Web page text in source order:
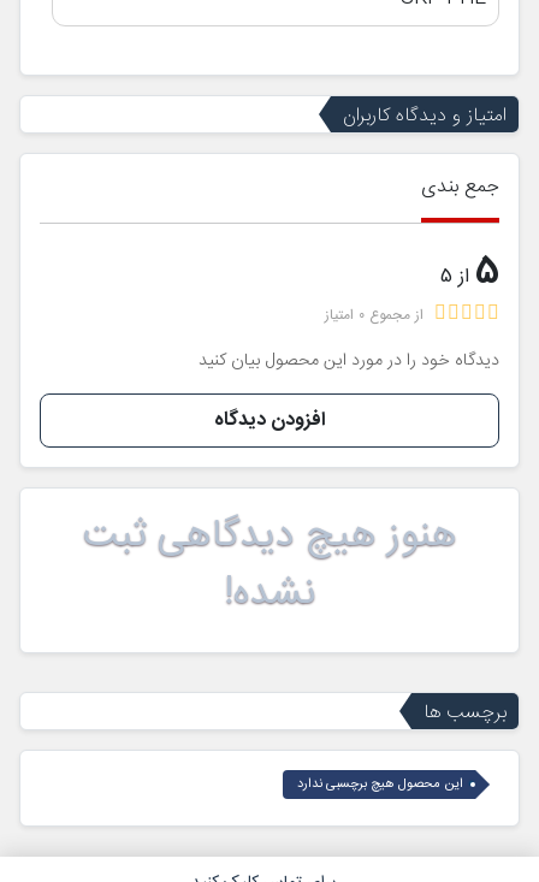
امتیاز و دیدگاه کاربران
جمع بندی
5 از 5
از مجموع 0 امتیاز
دیدگاه خود را در مورد این محصول بیان کنید
افزودن دیدگاه
هنوز هیچ دیدگاهی ثبت
نشده!
برچسب ها
این محصول هیچ برچسبی ندارد